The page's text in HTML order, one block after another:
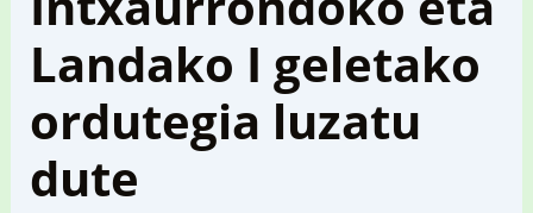
Landako I geletako
ordutegia luzatu
dute